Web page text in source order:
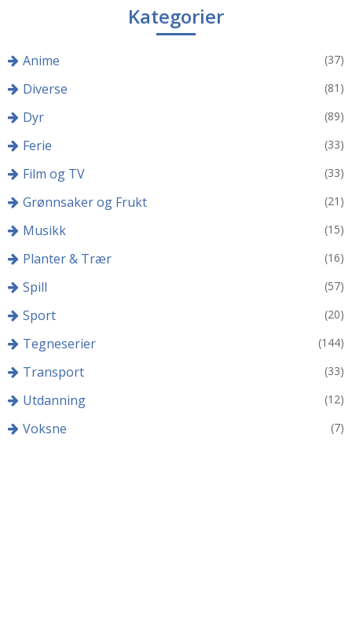
Kategorier
Anime (37)
Diverse (81)
Dyr (89)
Ferie (33)
Film og TV (33)
Grønnsaker og Frukt (21)
Musikk (15)
Planter & Trær (16)
Spill (57)
Sport (20)
Tegneserier (144)
Transport (33)
Utdanning (12)
Voksne (7)